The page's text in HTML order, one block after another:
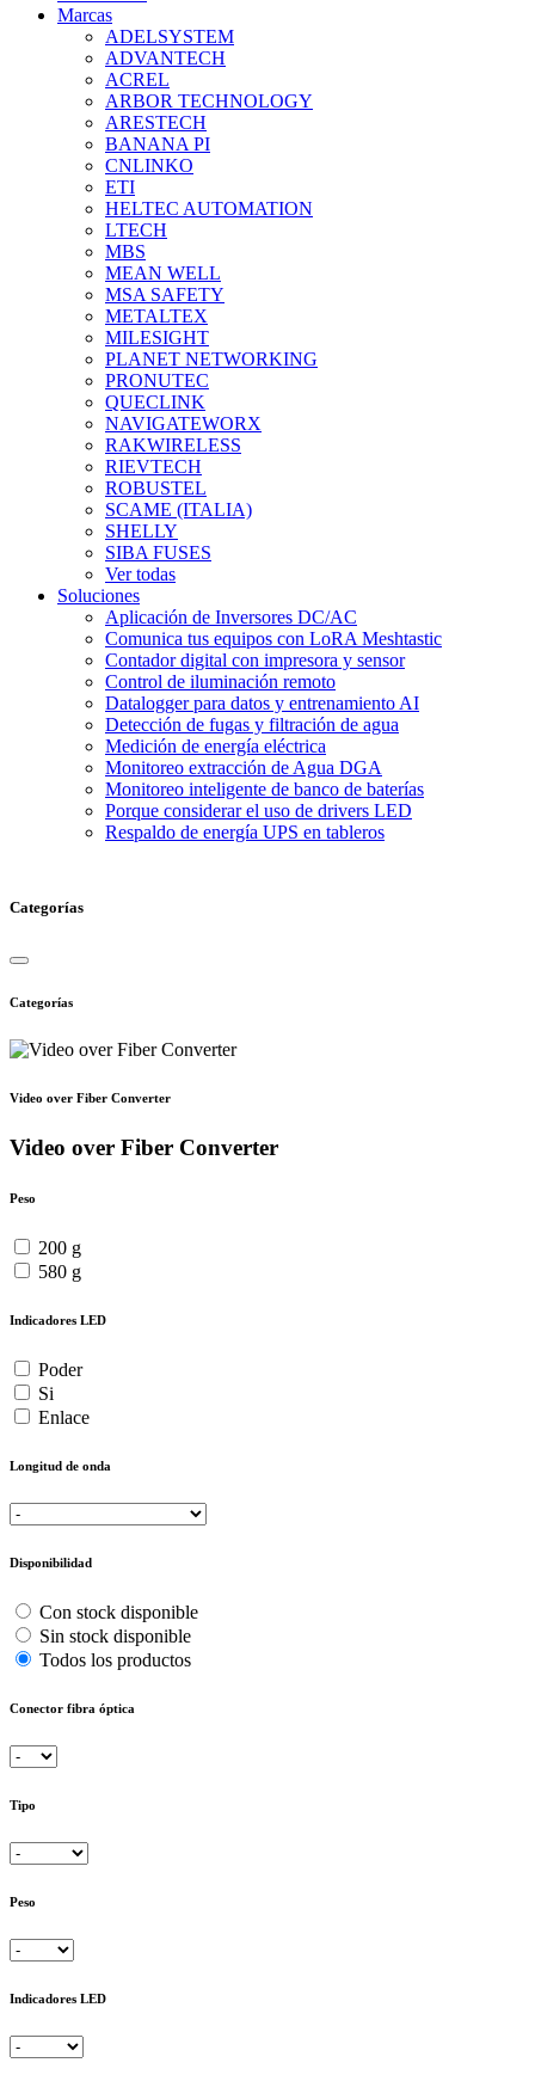
Marcas
ADELSYSTEM
ADVANTECH
ACREL
ARBOR TECHNOLOGY
ARESTECH
BANANA PI
CNLINKO
ETI
HELTEC AUTOMATION
LTECH
MBS
MEAN WELL
MSA SAFETY
METALTEX
MILESIGHT
PLANET NETWORKING
PRONUTEC
QUECLINK
NAVIGATEWORX
RAKWIRELESS
RIEVTECH
ROBUSTEL
SCAME (ITALIA)
SHELLY
SIBA FUSES
Ver todas
Soluciones
Aplicación de Inversores DC/AC
Comunica tus equipos con LoRA Meshtastic
Contador digital con impresora y sensor
Control de iluminación remoto
Datalogger para datos y entrenamiento AI
Detección de fugas y filtración de agua
Medición de energía eléctrica
Monitoreo extracción de Agua DGA
Monitoreo inteligente de banco de baterías
Porque considerar el uso de drivers LED
Respaldo de energía UPS en tableros
Categorías
Categorías
Video over Fiber Converter
Video over Fiber Converter
Peso
200 g
580 g
Indicadores LED
Poder
Si
Enlace
Longitud de onda
Disponibilidad
Con stock disponible
Sin stock disponible
Todos los productos
Conector fibra óptica
Tipo
Peso
Indicadores LED